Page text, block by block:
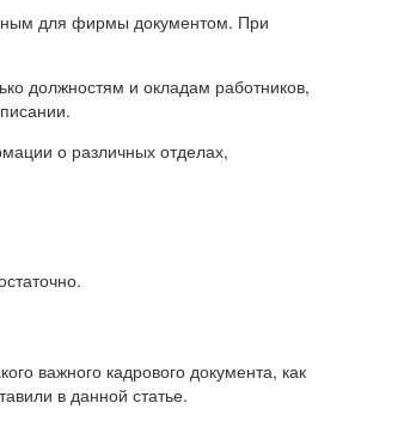
для фирмы документом. При
должностям и окладам работников,
о различных отделах,
важного кадрового документа, как
в данной статье.